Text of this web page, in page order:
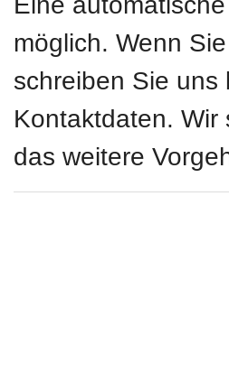
möglich. Wenn
schreiben Sie uns
Kontaktdaten.
das weitere